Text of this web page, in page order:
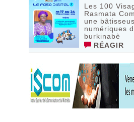
Les 100
Rasmata
une
numériques
burkinabè
RÉAGIR